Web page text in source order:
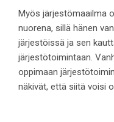
Myös järjestömaailma
nuorena, sillä hänen
järjestöissä ja sen
järjestötoimintaan.
oppimaan
näkivät, että siitä voisi